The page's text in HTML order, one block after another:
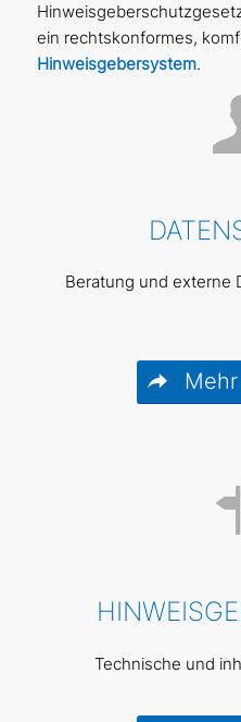
ein rechtskonformes,
Hinweisgebersystem.
Beratung und externe
Technische und